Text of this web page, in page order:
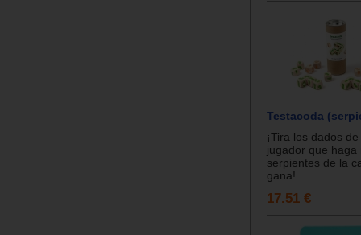
Testacoda
¡Tira los dados
jugador que haga
serpientes de la
gana!...
17.51 €